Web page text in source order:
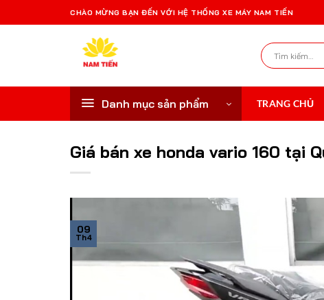
qua
CHÀO MỪNG BẠN ĐẾN VỚI HỆ THỐNG XE MÁY NAM TIẾN
Tìm
kiếm:
Danh mục sản phẩm TRANG CHỦ
Giá bán xe honda vario 160 tại
09
Th4